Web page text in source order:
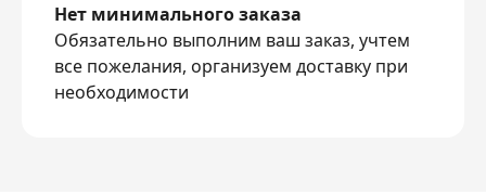
Нет минимального заказа
Обязательно выполним ваш заказ, учтем
все пожелания, организуем доставку при
необходимости